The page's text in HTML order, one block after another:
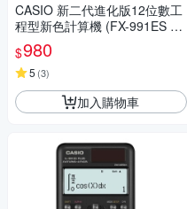
CASIO 新二代進化版12位數工
程型新色計算機 (FX-991ES PL
US-2-PK)莫蘭迪藕粉紅色
$980
5 (3)
加入購物車